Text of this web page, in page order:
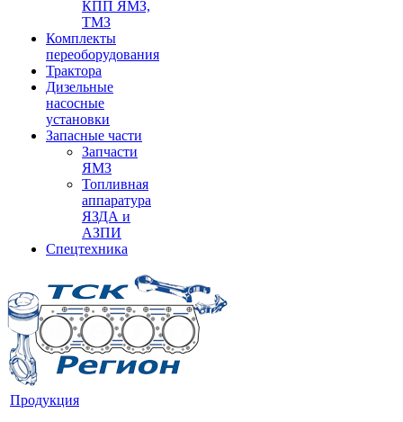
КПП ЯМЗ,
ТМЗ
Комплекты
переоборудования
Трактора
Дизельные
насосные
установки
Запасные части
Запчасти
ЯМЗ
Топливная
аппаратура
ЯЗДА и
АЗПИ
Спецтехника
Продукция